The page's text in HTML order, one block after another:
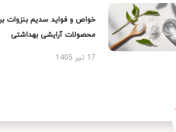
خواص و فواید سدیم بنزوات
محصولات آرایشی بهداشتی
17 تیر 1405